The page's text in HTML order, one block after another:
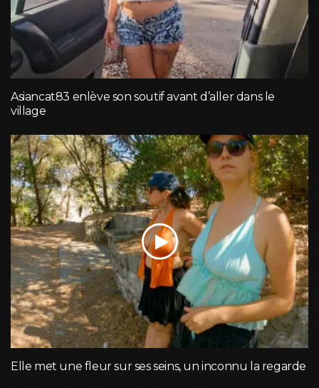
Asiancat83 enlève son soutif avant d’aller dans le
village
Elle met une fleur sur ses seins, un inconnu la regarde